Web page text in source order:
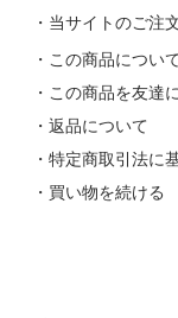
・当サイトのご注
・この商品につい
・この商品を友達
・返品について
・特定商取引法に
・買い物を続ける